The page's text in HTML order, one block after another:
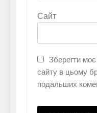
Сайт
Зберегти
сайту в цьому
подальших